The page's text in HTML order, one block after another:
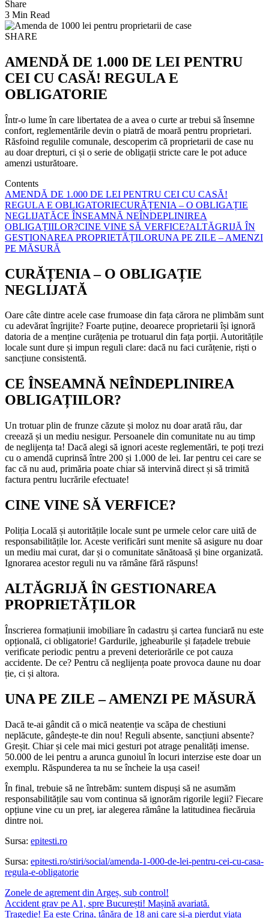
Share
3 Min Read
SHARE
AMENDĂ DE 1.000 DE LEI PENTRU
CEI CU CASĂ! REGULA E
OBLIGATORIE
Într-o lume în care libertatea de a avea o curte ar trebui să însemne
confort, reglementările devin o piatră de moară pentru proprietari.
Răsfoind regulile comunale, descoperim că proprietarii de case nu
au doar drepturi, ci și o serie de obligații stricte care le pot aduce
amenzi usturătoare.
Contents
AMENDĂ DE 1.000 DE LEI PENTRU CEI CU CASĂ!
REGULA E OBLIGATORIECURĂȚENIA – O OBLIGAȚIE
NEGLIJATĂCE ÎNSEAMNĂ NEÎNDEPLINIREA
OBLIGAȚIILOR?CINE VINE SĂ VERFICE?ALTĂGRIJĂ ÎN
GESTIONAREA PROPRIETĂȚILORUNA PE ZILE – AMENZI
PE MĂSURĂ
CURĂȚENIA – O OBLIGAȚIE
NEGLIJATĂ
Oare câte dintre acele case frumoase din fața cărora ne plimbăm sunt
cu adevărat îngrijite? Foarte puține, deoarece proprietarii își ignoră
datoria de a menține curățenia pe trotuarul din fața porții. Autoritățile
locale sunt dure și impun reguli clare: dacă nu faci curățenie, riști o
sancțiune consistentă.
CE ÎNSEAMNĂ NEÎNDEPLINIREA
OBLIGAȚIILOR?
Un trotuar plin de frunze căzute și moloz nu doar arată rău, dar
creează și un mediu nesigur. Persoanele din comunitate nu au timp
de neglijența ta! Dacă alegi să ignori aceste reglementări, te poți trezi
cu o amendă cuprinsă între 200 și 1.000 de lei. Iar pentru cei care se
fac că nu aud, primăria poate chiar să intervină direct și să trimită
factura pentru lucrările efectuate!
CINE VINE SĂ VERFICE?
Poliția Locală și autoritățile locale sunt pe urmele celor care uită de
responsabilitățile lor. Aceste verificări sunt menite să asigure nu doar
un mediu mai curat, dar și o comunitate sănătoasă și bine organizată.
Ignorarea acestor reguli nu va rămâne fără răspuns!
ALTĂGRIJĂ ÎN GESTIONAREA
PROPRIETĂȚILOR
Înscrierea formațiunii imobiliare în cadastru și cartea funciară nu este
opțională, ci obligatorie! Gardurile, jgheaburile și fațadele trebuie
verificate periodic pentru a preveni deteriorările ce pot cauza
accidente. De ce? Pentru că neglijența poate provoca daune nu doar
ție, ci și altora.
UNA PE ZILE – AMENZI PE MĂSURĂ
Dacă te-ai gândit că o mică neatenție va scăpa de chestiuni
neplăcute, gândește-te din nou! Reguli absente, sancțiuni absente?
Greșit. Chiar și cele mai mici gesturi pot atrage penalități imense.
50.000 de lei pentru a arunca gunoiul în locuri interzise este doar un
exemplu. Răspunderea ta nu se încheie la ușa casei!
În final, trebuie să ne întrebăm: suntem dispuși să ne asumăm
responsabilitățile sau vom continua să ignorăm rigorile legii? Fiecare
opțiune vine cu un preț, iar alegerea rămâne la latitudinea fiecăruia
dintre noi.
Sursa: epitesti.ro
Sursa: epitesti.ro/stiri/social/amenda-1-000-de-lei-pentru-cei-cu-casa-
regula-e-obligatorie
Zonele de agrement din Argeș, sub control!
Accident grav pe A1, spre București! Mașină avariată.
Tragedie! Ea este Crina, tânăra de 18 ani care și-a pierdut viața